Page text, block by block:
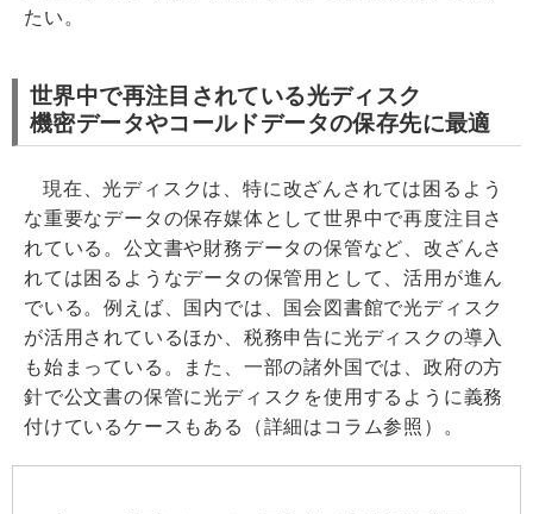
たい。
世界中で再注目されている光ディスク
機密データやコールドデータの保存先に最適
現在、光ディスクは、特に改ざんされては困るよう
な重要なデータの保存媒体として世界中で再度注目さ
れている。公文書や財務データの保管など、改ざんさ
れては困るようなデータの保管用として、活用が進ん
でいる。例えば、国内では、国会図書館で光ディスク
が活用されているほか、税務申告に光ディスクの導入
も始まっている。また、一部の諸外国では、政府の方
針で公文書の保管に光ディスクを使用するように義務
付けているケースもある（詳細はコラム参照）。